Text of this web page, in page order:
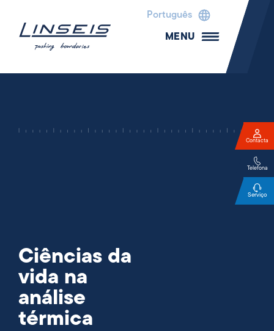
Português
MENU
Ciências da
vida na
análise
térmica
Contacta
Telefona
Serviço